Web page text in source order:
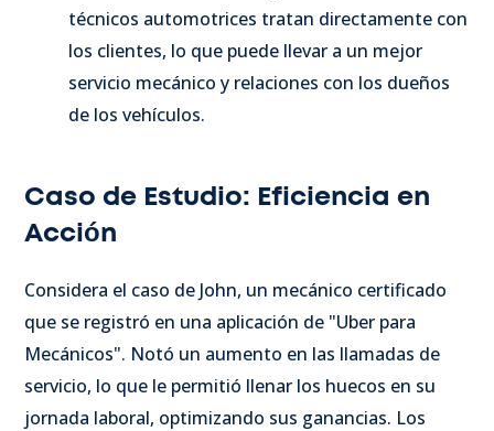
técnicos automotrices tratan directamente con
los clientes, lo que puede llevar a un mejor
servicio mecánico y relaciones con los dueños
de los vehículos.
Caso de Estudio: Eficiencia en
Acción
Considera el caso de John, un mecánico certificado
que se registró en una aplicación de "Uber para
Mecánicos". Notó un aumento en las llamadas de
servicio, lo que le permitió llenar los huecos en su
jornada laboral, optimizando sus ganancias. Los